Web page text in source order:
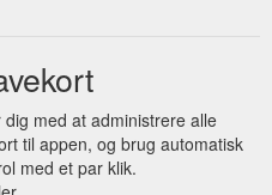
med at administrere alle
til appen, og brug automatisk
med et par klik.